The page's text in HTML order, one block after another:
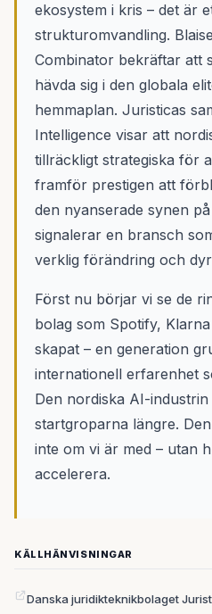
ekosystem i kris – det är
strukturomvandling.
Combinator bekräftar att
hävda sig i den globala
hemmaplan. Juristicas
Intelligence visar att
tillräckligt strategiska för
framför prestigen att
den nyanserade synen
signalerar en bransch
verklig förändring och
Först nu börjar vi se de
bolag som Spotify,
skapat – en generation
internationell erfarenhet
Den nordiska AI-
startgroparna längre.
inte om vi är med – utan
accelerera.
KÄLLHÄNVISNINGAR
Danska juridikteknikbolaget